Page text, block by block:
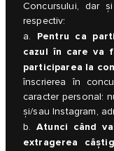
Concursului, dar
respectiv:
a. Pentru ca
cazul în care va
participarea la
înscrierea în
caracter personal:
și/sau Instagram,
b.Atunci când
extragerea